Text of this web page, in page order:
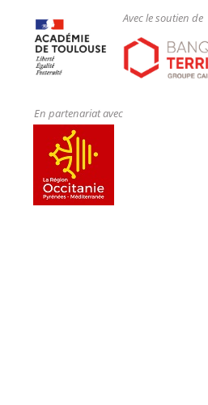
Avec le soutien de
En partenariat avec